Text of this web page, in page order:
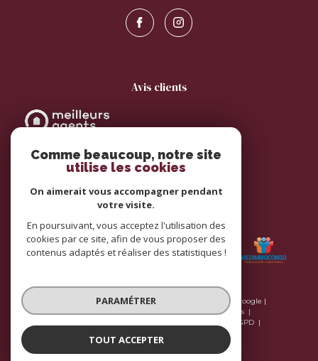
avis clients
adhérents
© 2026 | Tous droits réservés | Traduction powered by Google |
Plan du site
Nos honoraires
Mentions légales
Politique RGPD
Comme beaucoup, notre site
utilise les cookies
On aimerait vous accompagner pendant
votre visite.
En poursuivant, vous acceptez l'utilisation des
cookies par ce site, afin de vous proposer des
contenus adaptés et réaliser des statistiques !
PARAMÉTRER
TOUT ACCEPTER